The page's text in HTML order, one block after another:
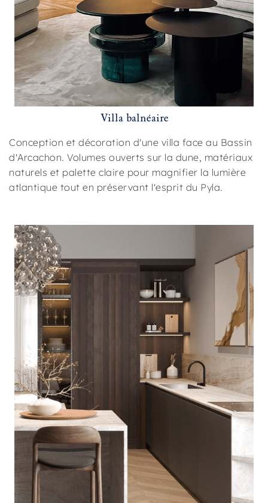
Villa balnéaire
Conception et décoration d'une villa face au Bassin
d'Arcachon. Volumes ouverts sur la dune, matériaux
naturels et palette claire pour magnifier la lumière
atlantique tout en préservant l'esprit du Pyla.